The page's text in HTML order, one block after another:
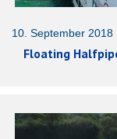
10. September
Floating